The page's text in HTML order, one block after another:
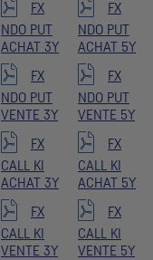
FX
NDO PUT
ACHAT 3Y
FX
NDO PUT
ACHAT 5Y
FX
NDO PUT
VENTE 3Y
FX
NDO PUT
VENTE 5Y
FX
CALL KI
ACHAT 3Y
FX
CALL KI
ACHAT 5Y
FX
CALL KI
VENTE 3Y
FX
CALL KI
VENTE 5Y